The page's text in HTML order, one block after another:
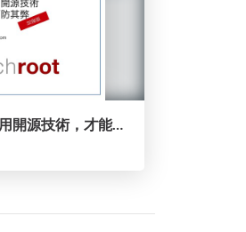
擁抱開源：企業應如何善用開源技術，才能得其利而防其弊 - 加強版